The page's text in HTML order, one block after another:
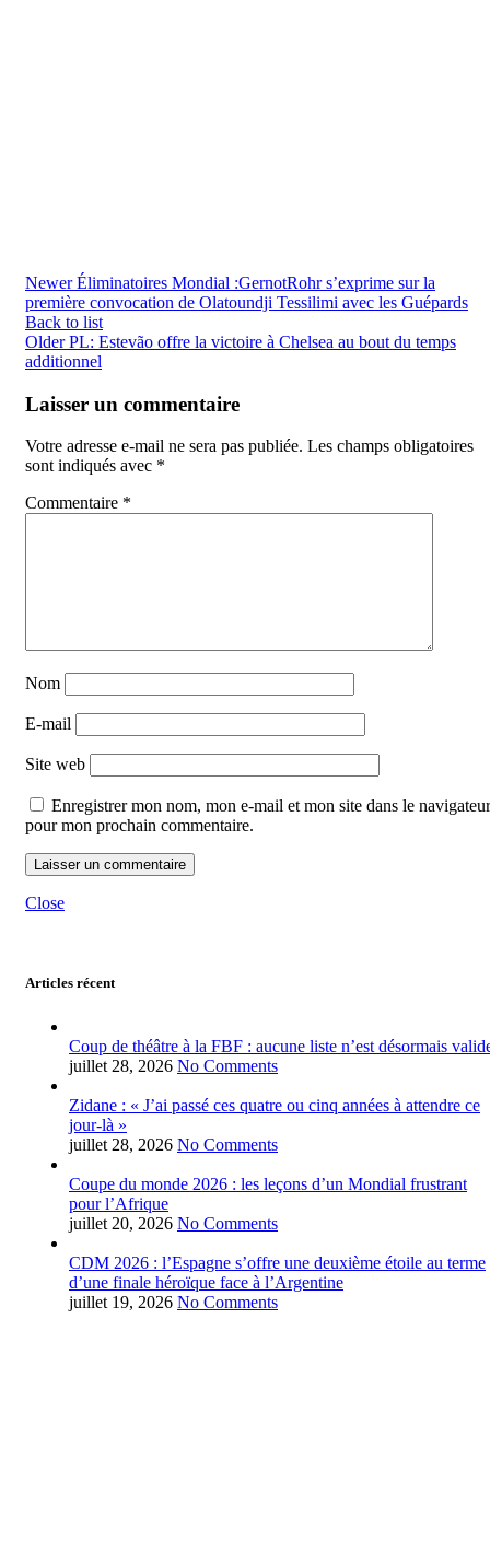
Newer Éliminatoires Mondial :GernotRohr s’exprime sur la
première convocation de Olatoundji Tessilimi avec les Guépards
Back to list
Older PL: Estevão offre la victoire à Chelsea au bout du temps
additionnel
Laisser un commentaire
Votre adresse e-mail ne sera pas publiée. Les champs obligatoires
sont indiqués avec *
Commentaire *
Nom
E-mail
Site web
Enregistrer mon nom, mon e-mail et mon site dans le navigateur
pour mon prochain commentaire.
Close
Articles récent
Coup de théâtre à la FBF : aucune liste n’est désormais
juillet 28, 2026 No Comments
Zidane : « J’ai passé ces quatre ou cinq années à attendre ce
jour-là »
juillet 28, 2026 No Comments
Coupe du monde 2026 : les leçons d’un Mondial frustrant
pour l’Afrique
juillet 20, 2026 No Comments
CDM 2026 : l’Espagne s’offre une deuxième étoile au terme
d’une finale héroïque face à l’Argentine
juillet 19, 2026 No Comments